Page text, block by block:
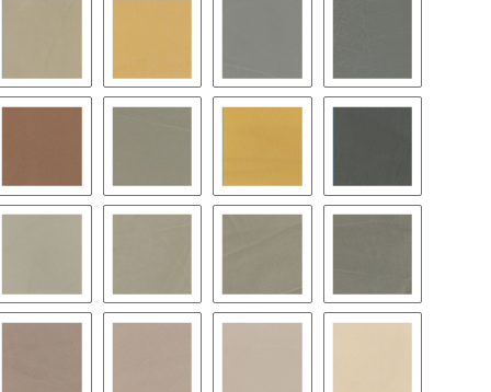
BC27 BC28 BC29 BC30
BC33 BC34 BC35 BC36
BC39 BC40 BC41 BC42